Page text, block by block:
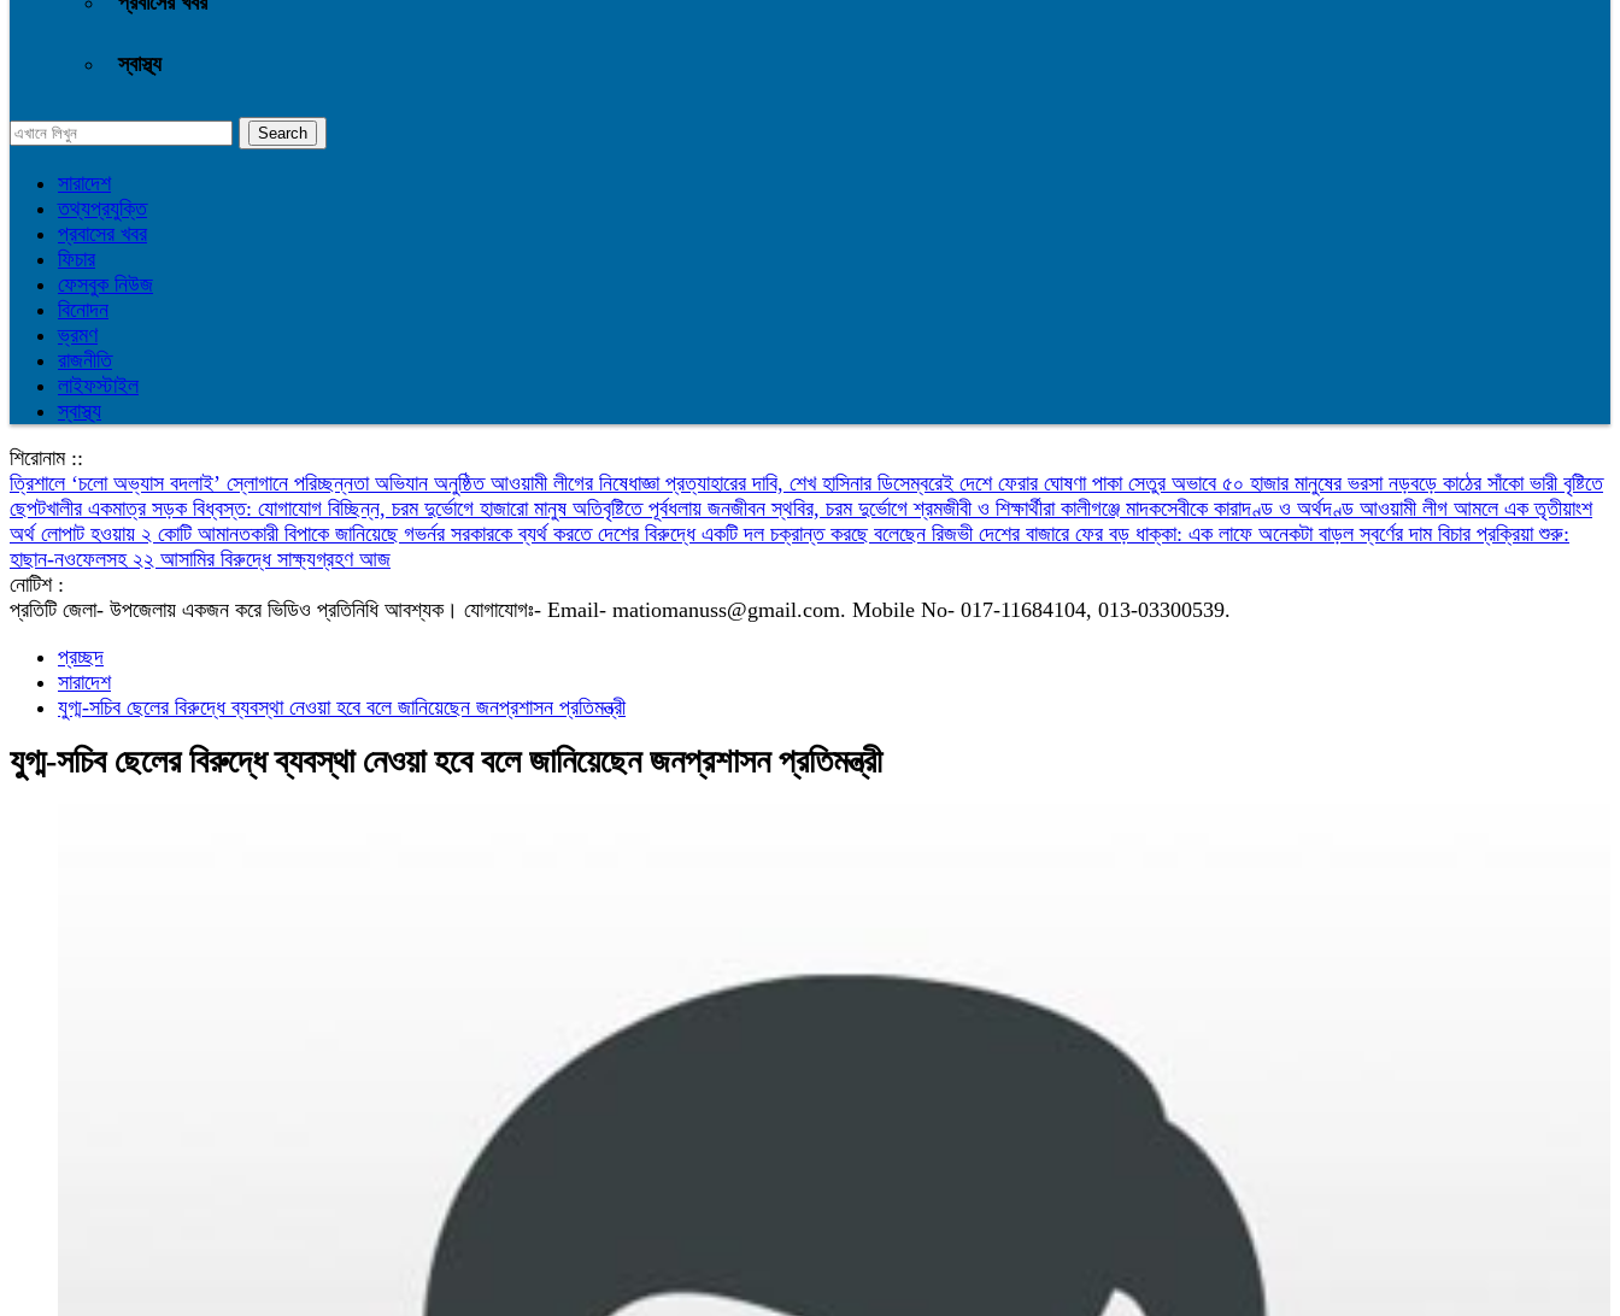
স্বাস্থ্য
সারাদেশ
তথ্যপ্রযুক্তি
প্রবাসের খবর
ফিচার
ফেসবুক নিউজ
বিনোদন
ভ্রমণ
রাজনীতি
লাইফস্টাইল
স্বাস্থ্য
শিরোনাম ::
‎ত্রিশালে ‘চলো অভ্যাস বদলাই’ স্লোগানে পরিচ্ছন্নতা অভিযান অনুষ্ঠিত আওয়ামী লীগের নিষেধাজ্ঞা প্রত্যাহারের দাবি, শেখ হাসিনার ডিসেম্বরেই দেশে ফেরার ঘোষণা পাকা সেতুর অভাবে ৫০ হাজার মানুষের ভরসা নড়বড়ে কাঠের সাঁকো ভারী বৃষ্টিতে
ছেপটখালীর একমাত্র সড়ক বিধ্বস্ত: যোগাযোগ বিচ্ছিন্ন, চরম দুর্ভোগে হাজারো মানুষ অতিবৃষ্টিতে পূর্বধলায় জনজীবন স্থবির, চরম দুর্ভোগে শ্রমজীবী ও শিক্ষার্থীরা কালীগঞ্জে মাদকসেবীকে কারাদণ্ড ও অর্থদণ্ড আওয়ামী লীগ আমলে এক তৃতীয়াংশ
অর্থ লোপাট হওয়ায় ২ কোটি আমানতকারী বিপাকে জানিয়েছে গভর্নর সরকারকে ব্যর্থ করতে দেশের বিরুদ্ধে একটি দল চক্রান্ত করছে বলেছেন রিজভী দেশের বাজারে ফের বড় ধাক্কা: এক লাফে অনেকটা বাড়ল স্বর্ণের দাম বিচার প্রক্রিয়া শুরু:
হাছান-নওফেলসহ ২২ আসামির বিরুদ্ধে সাক্ষ্যগ্রহণ আজ
নোটিশ :
প্রতিটি জেলা- উপজেলায় একজন করে ভিডিও প্রতিনিধি আবশ্যক। যোগাযোগঃ- Email- matiomanuss@gmail.com. Mobile No- 017-11684104, 013-03300539.
প্রচ্ছদ
সারাদেশ
যুগ্ম-সচিব ছেলের বিরুদ্ধে ব্যবস্থা নেওয়া হবে বলে জানিয়েছেন জনপ্রশাসন প্রতিমন্ত্রী
যুগ্ম-সচিব ছেলের বিরুদ্ধে ব্যবস্থা নেওয়া হবে বলে জানিয়েছেন জনপ্রশাসন প্রতিমন্ত্রী